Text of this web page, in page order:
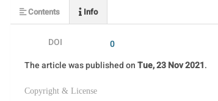
DOI
0
The article waspublished onTue, 23 Nov 2021.
Copyright & License
Contents Info